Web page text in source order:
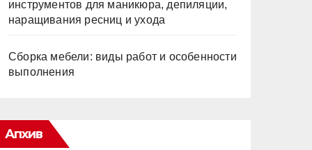
инструментов для маникюра, депиляции,
наращивания ресниц и ухода
Сборка мебели: виды работ и особенности
выполнения
Апхив